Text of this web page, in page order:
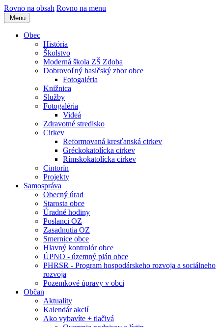
Rovno na obsah Rovno na menu
Menu
Obec
História
Školstvo
Moderná škola ZŠ Zdoba
Dobrovoľný hasičský zbor obce
Fotogaléria
Knižnica
Služby
Fotogaléria
Videá
Zdravotné stredisko
Cirkev
Reformovaná kresťanská cirkev
Gréckokatolícka cirkev
Rímskokatolícka cirkev
Cintorín
Projekty
Samospráva
Obecný úrad
Starosta obce
Úradné hodiny
Poslanci OZ
Zasadnutia OZ
Smernice obce
Hlavný kontrolór obce
ÚPNO - územný plán obce
PHRSR - Program hospodárskeho rozvoja a sociálneho
rozvoja
Pozemkové úpravy v obci
Občan
Aktuality
Kalendár akcií
Ako vybavíte + tlačivá